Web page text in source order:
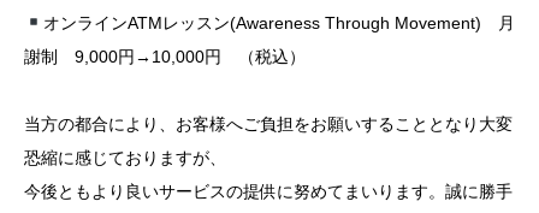
オンラインATMレッスン(Awareness Through Movement) 月
謝制 9,000円→10,000円 （税込）
当方の都合により、お客様へご負担をお願いすることとなり大変
恐縮に感じておりますが、
今後ともより良いサービスの提供に努めてまいります。誠に勝手